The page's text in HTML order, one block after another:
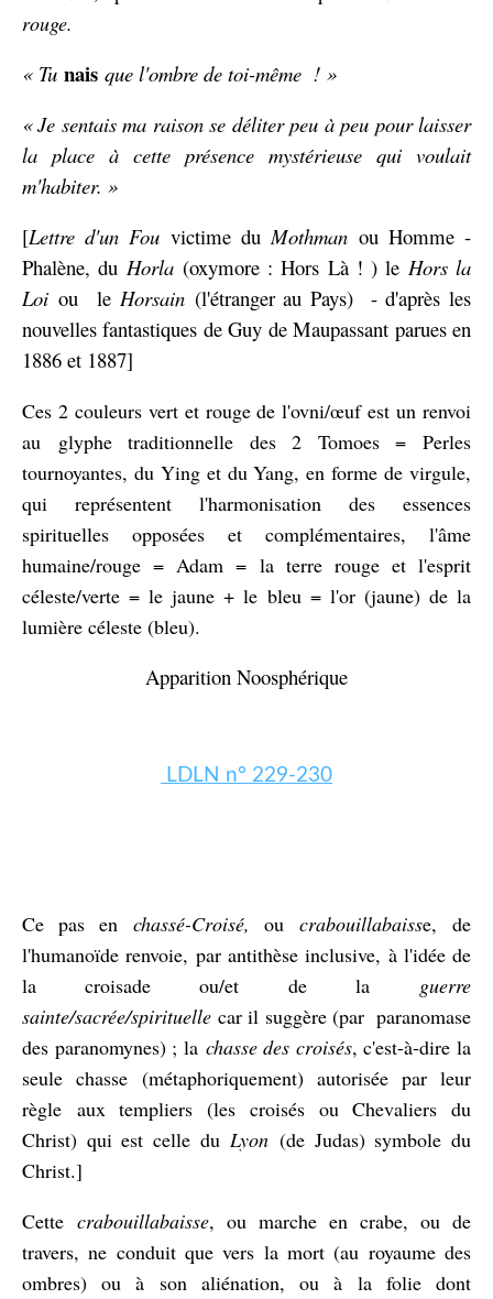
rouge.
« Tu nais que l'ombre de toi-même ! »
« Je sentais ma raison se déliter peu à peu pour laisser
la place à cette présence mystérieuse qui voulait
m'habiter. »
[Lettre d'un Fouvictime duMothman ou Homme -
Phalène, duHorla (oxymore : Hors Là ! ) le Hors la
Loi ou leHorsain (l'étranger au Pays) - d'après les
nouvelles fantastiques de Guy de Maupassant parues en
1886 et 1887]
Ces 2 couleurs vert et rouge de l'ovni/œuf est un renvoi
au glyphe traditionnelle des 2 Tomoes = Perles
tournoyantes, du Ying et du Yang, en forme de virgule,
qui représentent l'harmonisation des essences
spirituelles opposées et complémentaires, l'âme
humaine/rouge = Adam = la terre rouge et l'esprit
céleste/verte = le jaune + le bleu = l'or (jaune) de la
lumière céleste (bleu).
Apparition Noosphérique
LDLN n° 229-230
Ce pas en chassé-Croisé, oucrabouillabaisse,de
l'humanoïde renvoie, par antithèse inclusive, à l'idée de
la croisade ou/et de la guerre
sainte/sacrée/spirituelle car il suggère (par paranomase
des paranomynes) ; la chasse des croisés, c'est-à-dire la
seule chasse (métaphoriquement) autorisée par leur
règle aux templiers (les croisés ou Chevaliers du
Christ) qui est celle duLyon (de Judas) symbole du
Christ.]
Cette crabouillabaisse, ou marche en crabe, ou de
travers, ne conduit que vers la mort (au royaume des
ombres) ou à son aliénation, ou à la folie dont